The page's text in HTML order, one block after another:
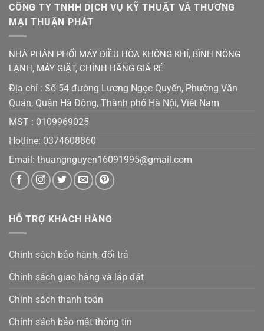
CÔNG TY TNHH DỊCH VỤ KỸ THUẬT VÀ THƯƠNG
MẠI THUẬN PHÁT
NHÀ PHÂN PHỐI MÁY ĐIỀU HÒA KHÔNG KHÍ, BÌNH NÓNG
LẠNH, MÁY GIẶT, CHÍNH HÃNG GIÁ RẺ
Địa chỉ : Số 54 đường Lương Ngọc Quyến, Phường Văn
Quán, Quận Hà Đông, Thành phố Hà Nội, Việt Nam
MST : 0109969025
Hotline: 0374608860
Email: thuangnguyen16091995@gmail.com
HỖ TRỢ KHÁCH HÀNG
Chính sách bảo hành, đổi trả
Chính sách giao hàng và lắp đặt
Chính sách thanh toán
Chính sách bảo mật thông tin